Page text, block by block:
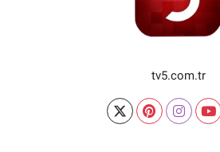
tv5.com.tr